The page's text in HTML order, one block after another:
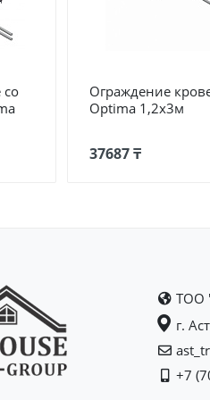
Ограждение
Optima 1,2х3м
37687 ₸
ТОО
г.
+7